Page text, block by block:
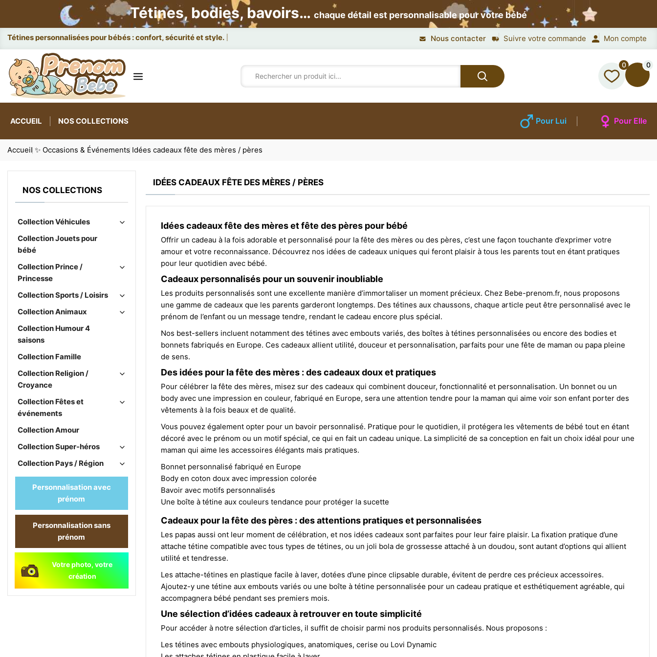
Tétines, bodies, bavoirs… chaque détail est personnalisable pour votre bébé
Tétines personnalisées pour bébés : confort, sécurité et style. Nous contacter Suivre votre commande Mon compte
0 0
ACCUEIL NOS COLLECTIONS Pour Lui Pour Elle
Accueil ✨ Occasions & Événements Idées cadeaux fête des mères / pères
NOS COLLECTIONS
Collection Véhicules
Collection Jouets pour
bébé
Collection Prince /
Princesse
Collection Sports / Loisirs
Collection Animaux
Collection Humour 4
saisons
Collection Famille
Collection Religion /
Croyance
Collection Fêtes et
événements
Collection Amour
Collection Super-héros
Collection Pays / Région
Personnalisation avec
prénom
Personnalisation sans
prénom
Votre photo, votre
création
IDÉES CADEAUX FÊTE DES MÈRES / PÈRES
Idées cadeaux fête des mères et fête des pères pour bébé
Offrir un cadeau à la fois adorable et personnalisé pour la fête des mères ou des pères, c’est une façon touchante d’exprimer votre
amour et votre reconnaissance. Découvrez nos idées de cadeaux uniques qui feront plaisir à tous les parents tout en étant pratiques
pour leur quotidien avec bébé.
Cadeaux personnalisés pour un souvenir inoubliable
Les produits personnalisés sont une excellente manière d’immortaliser un moment précieux. Chez Bebe-prenom.fr, nous proposons
une gamme de cadeaux que les parents garderont longtemps. Des tétines aux chaussons, chaque article peut être personnalisé avec le
prénom de l’enfant ou un message tendre, rendant le cadeau encore plus spécial.
Nos best-sellers incluent notamment des tétines avec embouts variés, des boîtes à tétines personnalisées ou encore des bodies et
bonnets fabriqués en Europe. Ces cadeaux allient utilité, douceur et personnalisation, parfaits pour une fête de maman ou papa pleine
de sens.
Des idées pour la fête des mères : des cadeaux doux et pratiques
Pour célébrer la fête des mères, misez sur des cadeaux qui combinent douceur, fonctionnalité et personnalisation. Un bonnet ou un
body avec une impression en couleur, fabriqué en Europe, sera une attention tendre pour la maman qui aime voir son enfant porter des
vêtements à la fois beaux et de qualité.
Vous pouvez également opter pour un bavoir personnalisé. Pratique pour le quotidien, il protégera les vêtements de bébé tout en étant
décoré avec le prénom ou un motif spécial, ce qui en fait un cadeau unique. La simplicité de sa conception en fait un choix idéal pour une
maman qui aime les accessoires élégants mais pratiques.
Bonnet personnalisé fabriqué en Europe
Body en coton doux avec impression colorée
Bavoir avec motifs personnalisés
Une boîte à tétine aux couleurs tendance pour protéger la sucette
Cadeaux pour la fête des pères : des attentions pratiques et personnalisées
Les papas aussi ont leur moment de célébration, et nos idées cadeaux sont parfaites pour leur faire plaisir. La fixation pratique d’une
attache tétine compatible avec tous types de tétines, ou un joli bola de grossesse attaché à un doudou, sont autant d’options qui allient
utilité et tendresse.
Les attache-tétines en plastique facile à laver, dotées d’une pince clipsable durable, évitent de perdre ces précieux accessoires.
Ajoutez-y une tétine aux embouts variés ou une boîte à tétine personnalisée pour un cadeau pratique et esthétiquement agréable, qui
accompagnera bébé pendant ses premiers mois.
Une sélection d’idées cadeaux à retrouver en toute simplicité
Pour accéder à notre sélection d’articles, il suffit de choisir parmi nos produits personnalisés. Nous proposons :
Les tétines avec embouts physiologiques, anatomiques, cerise ou Lovi Dynamic